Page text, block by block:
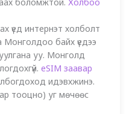
үед интернэт холболт
байх үедээ
уу. Монголд
eSIM заавар
идэвхжинэ.
тооцно) уг мөчөөс